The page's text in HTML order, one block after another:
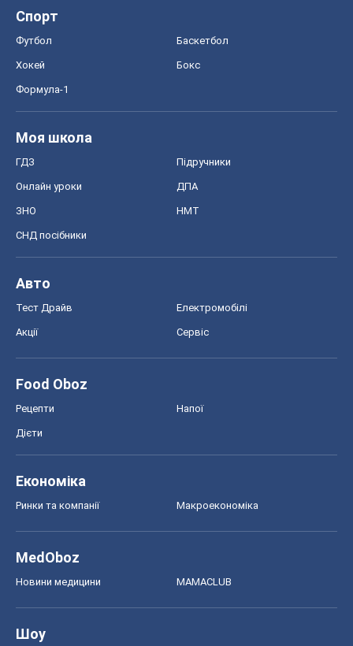
Спорт
Футбол Баскетбол
Хокей Бокс
Формула-1
Моя школа
ГДЗ Підручники
Онлайн уроки ДПА
ЗНО НМТ
СНД посібники
Авто
Тест Драйв Електромобілі
Акції Сервіс
Food Oboz
Рецепти Напої
Дієти
Економіка
Ринки та компанії Макроекономіка
MedOboz
Новини медицини MAMACLUB
Шоу